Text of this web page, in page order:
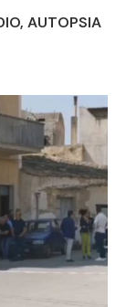
AUTOPSIA